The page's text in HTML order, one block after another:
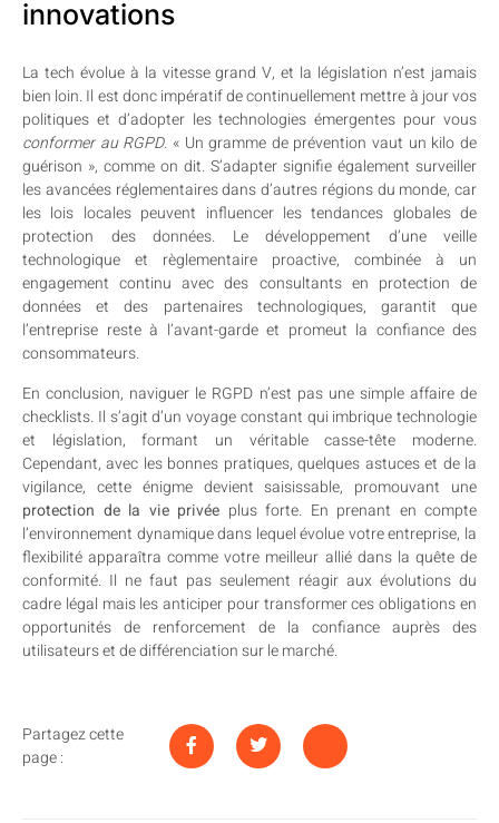
innovations
La tech évolue à la vitesse grand V, et la législation n’est jamais
bien loin. Il est donc impératif de continuellement mettre à jour vos
politiques et d’adopter les technologies émergentes pour vous
conformer au RGPD. « Un gramme de prévention vaut un kilo de
guérison », comme on dit. S’adapter signifie également surveiller
les avancées réglementaires dans d’autres régions du monde, car
les lois locales peuvent influencer les tendances globales de
protection des données. Le développement d’une veille
technologique et règlementaire proactive, combinée à un
engagement continu avec des consultants en protection de
données et des partenaires technologiques, garantit que
l’entreprise reste à l’avant-garde et promeut la confiance des
consommateurs.
En conclusion, naviguer le RGPD n’est pas une simple affaire de
checklists. Il s’agit d’un voyage constant qui imbrique technologie
et législation, formant un véritable casse-tête moderne.
Cependant, avec les bonnes pratiques, quelques astuces et de la
vigilance, cette énigme devient saisissable, promouvant une
protection de la vie privée plus forte. En prenant en compte
l’environnement dynamique dans lequel évolue votre entreprise, la
flexibilité apparaîtra comme votre meilleur allié dans la quête de
conformité. Il ne faut pas seulement réagir aux évolutions du
cadre légal mais les anticiper pour transformer ces obligations en
opportunités de renforcement de la confiance auprès des
utilisateurs et de différenciation sur le marché.
Partagez cette
page :